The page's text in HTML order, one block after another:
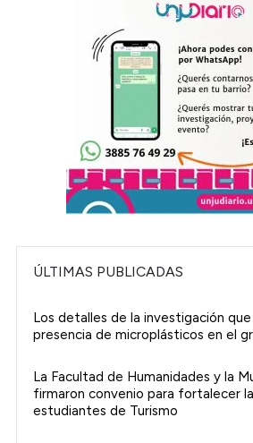
ÚLTIMAS PUBLICADAS
Los detalles de la investigación
presencia de microplásticos en el
La Facultad de Humanidades y la
firmaron convenio para fortalecer
estudiantes de Turismo